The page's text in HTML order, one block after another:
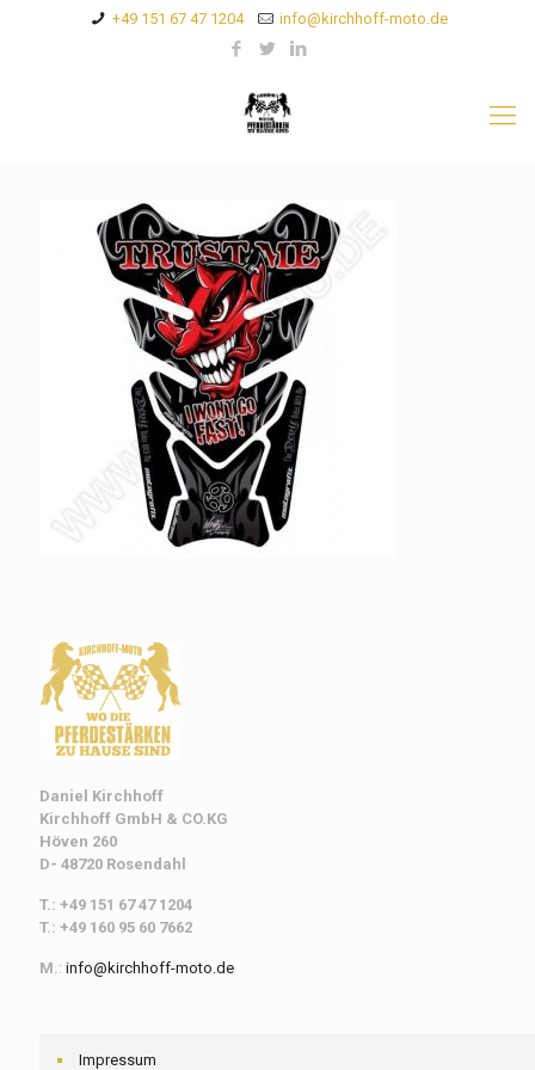
+49 151 67 47 1204 info@kirchhoff-moto.de
Daniel Kirchhoff
Kirchhoff GmbH & CO.KG
Höven 260
D- 48720 Rosendahl
T.: +49 151 67 47 1204
T.: +49 160 95 60 7662
M.: info@kirchhoff-moto.de
Impressum